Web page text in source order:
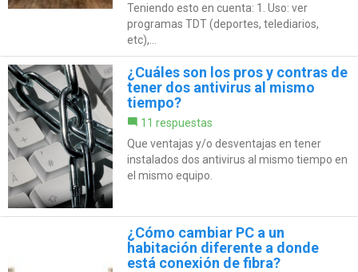
Teniendo esto en cuenta: 1. Uso: ver
programas TDT (deportes, telediarios,
etc),...
¿Cuáles son los pros y contras de
tener dos antivirus al mismo
tiempo?
11 respuestas
Que ventajas y/o desventajas en tener
instalados dos antivirus al mismo tiempo en
el mismo equipo.
¿Cómo cambiar PC a un
habitación diferente a donde
está conexión de fibra?